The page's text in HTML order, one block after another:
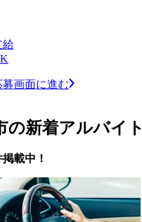
給
募画面に進む
の新着アルバイト
載中！